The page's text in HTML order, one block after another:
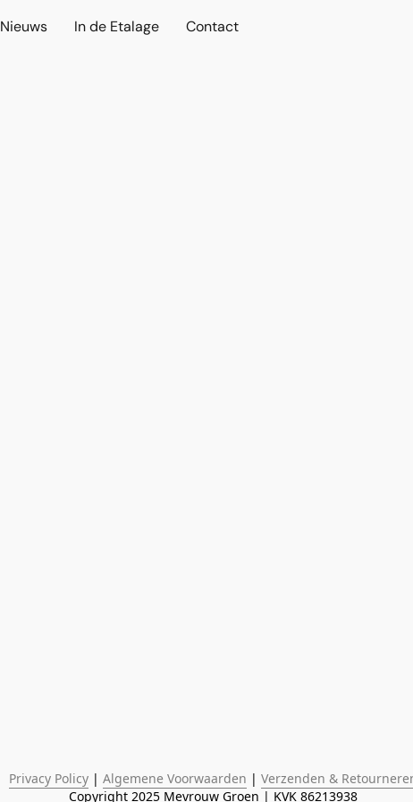
Nieuws In de Etalage Contact
Privacy Policy | Algemene Voorwaarden | Verzenden &
Copyright 2025 Mevrouw Groen | KVK 86213938